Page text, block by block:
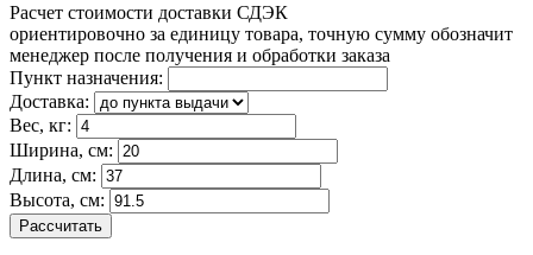
Расчет стоимости доставки СДЭК
ориентировочно за единицу товара, точную сумму обозначит
менеджер после получения и обработки заказа
Пункт назначения:
Доставка:
Вес, кг:
Ширина, см:
Длина, см:
Высота, см:
Рассчитать